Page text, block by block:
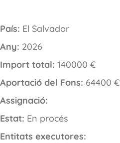
País: El Salvador
Any: 2026
Import total: 140000 €
Aportació del Fons: 64400 €
Assignació:
Estat: En procés
Entitats executores: